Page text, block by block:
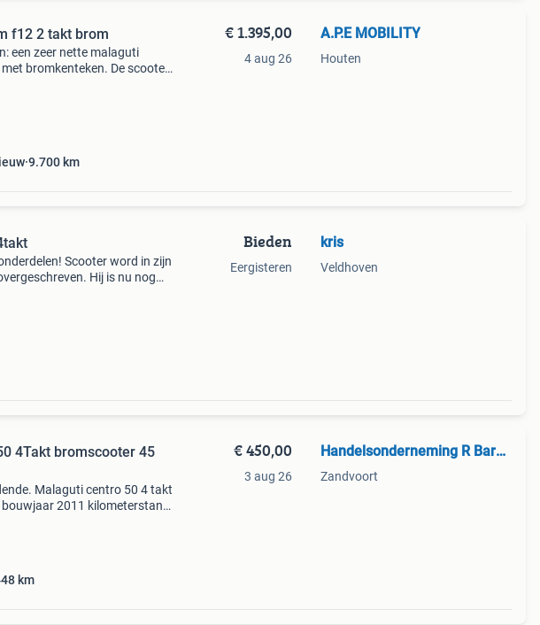
f12 2 takt brom
een zeer nette malaguti
bromkenteken. De scooter
9.700 km
€ 1.395,00
4 aug 26
A.P.E MOBILITY
Houten
Scooter word in zijn
Hij is nu nog
Bieden
Eergisteren
kris
Veldhoven
4Takt bromscooter 45
Malaguti centro 50 4 takt
2011 kilometerstand
km
€ 450,00
3 aug 26
Handelsonderneming R Barends
Zandvoort